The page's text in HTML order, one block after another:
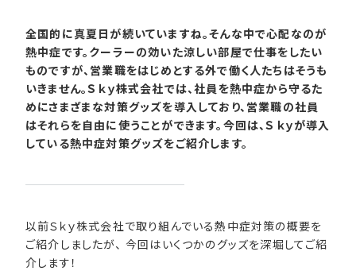
全国的に真夏日が続いていますね。そんな中で心配なのが
熱中症です。クーラーの効いた涼しい部屋で仕事をしたい
ものですが、営業職をはじめとする外で働く人たちはそうも
いきません。Ｓｋｙ株式会社では、社員を熱中症から守るた
めにさまざまな対策グッズを導入しており、営業職の社員
はそれらを自由に使うことができます。今回は、Ｓｋｙが導入
している熱中症対策グッズをご紹介します。
以前Ｓｋｙ株式会社で取り組んでいる熱中症対策の概要を
ご紹介しましたが、 今回はいくつかのグッズを深堀してご紹
介します！